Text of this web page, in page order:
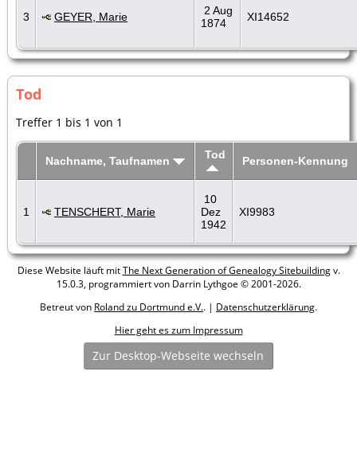
3 GEYER, Marie
2 Aug
1874
XI14652
Tod
Treffer 1 bis 1 von 1
Nachname, Taufnamen Tod Personen-Kennung
1 TENSCHERT, Marie
10
Dez
1942
XI9983
Diese Website läuft mitThe Next Generation of Genealogy Sitebuildingv.
15.0.3, programmiert von Darrin Lythgoe © 2001-2026.
Betreut von Roland zu Dortmund e.V.. | Datenschutzerklärung.
Hier geht es zum Impressum
Zur Desktop-Webseite wechseln